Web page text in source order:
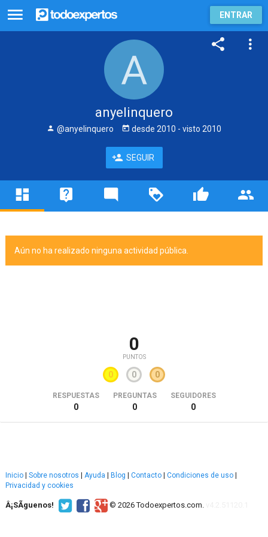
ENTRAR
anyelinquero
@anyelinquero desde 2010 - visto 2010
SEGUIR
Aún no ha realizado ninguna actividad pública.
0
PUNTOS
0 0 0
RESPUESTAS
0
PREGUNTAS
0
SEGUIDORES
0
Inicio Sobre nosotros Ayuda Blog Contacto Condiciones de uso
Privacidad y cookies
Â¡SÃ­guenos! © 2026 Todoexpertos.com.